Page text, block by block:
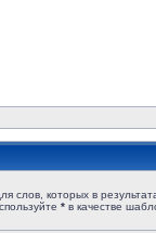
слов, которых в
* в качестве